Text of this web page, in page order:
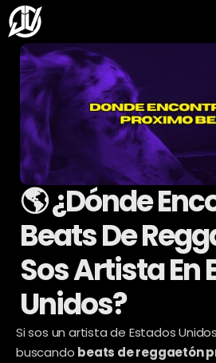
🌎 ¿Dónde
Beats De
Sos Artista En
Unidos?
Si sos un artista de Estados
buscando beats de reggaetón